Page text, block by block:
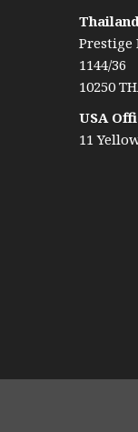
Prestige
1144/
10250
USA
11